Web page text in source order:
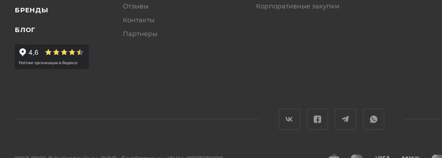
БРЕНДЫ
БЛОГ
Отзывы
Контакты
Партнеры
Корпоративные закупки